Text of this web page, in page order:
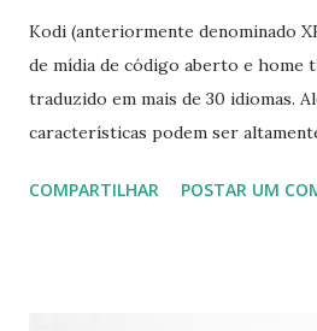
Kodi (anteriormente denominado
de mídia de código aberto e home
traduzido em mais de 30 idiomas.
características podem ser
(personal video recorder). A
COMPARTILHAR POSTAR UM